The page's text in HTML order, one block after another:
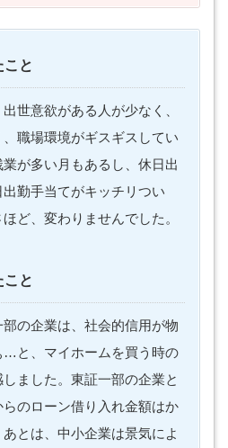
こと
世意欲がある人が少なく、
職場環境がギスギスしてい
が多い月もあるし、休日出
勤手当てがキッチリつい
ど、変わりませんでした。
こと
の企業は、社会的信用が物
…と、マイホームを買う時の
ました。東証一部の企業と
のローン借り入れ金額はか
とは、中小企業は景気によ